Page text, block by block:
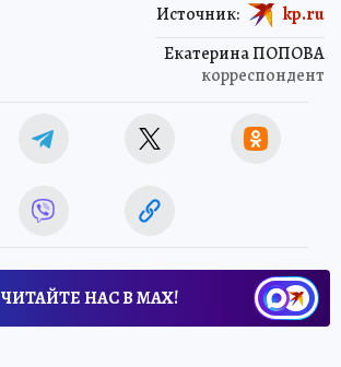
Екатерина ПОПОВА
корреспондент
Источник: kp.ru
ЧИТАЙТЕ НАС В МАХ!